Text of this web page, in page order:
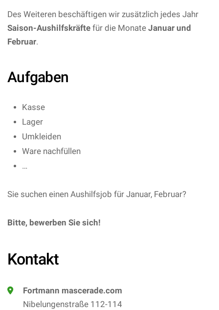
Des Weiteren beschäftigen wir zusätzlich jedes Jahr
Saison-Aushilfskräfte für die Monate Januar und
Februar.
Aufgaben
Kasse
Lager
Umkleiden
Ware nachfüllen
…
Sie suchen einen Aushilfsjob für Januar, Februar?
Bitte, bewerben Sie sich!
Kontakt
Fortmann mascerade.com
Nibelungenstraße 112-114